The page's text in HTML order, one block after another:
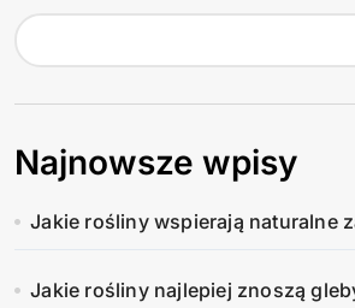
Najnowsze wpisy
Jakie rośliny wspierają naturalne
Jakie rośliny najlepiej znoszą